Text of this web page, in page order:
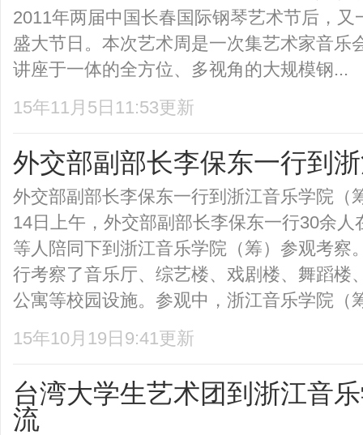
2011年两届中国长春国际钢琴艺术节后，
盛大节日。本次艺术周是一次集艺术家音乐
讲座于一体的全方位、多视角的大规模钢...
15年11月5日11:53更新
外交部副部长李保东一行到
外交部副部长李保东一行到浙江音乐学院
14日上午，外交部副部长李保东一行30余
等人陪同下到浙江音乐学院（筹）参观考
行考察了音乐厅、综艺楼、戏剧楼、舞蹈楼
公寓等校园设施。参观中，浙江音乐学院（
15年10月19日9:41更新
台湾大学生艺术团到浙江音
流